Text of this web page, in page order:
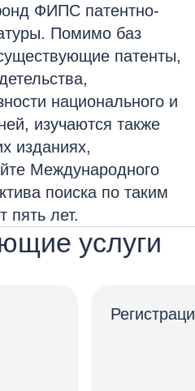
ФИПС патентно-
Помимо баз
патенты,
национального и
изучаются также
изданиях,
Международного
поиска по таким
пять лет.
услуги